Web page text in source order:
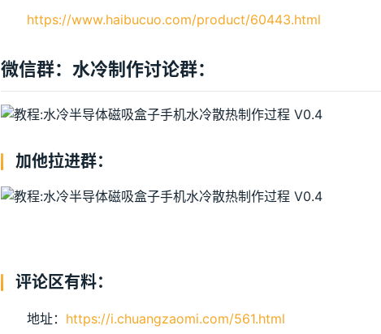
https://www.haibucuo.com/product/60443.html
微信群：水冷制作讨论群：
加他拉进群：
评论区有料：
地址： https://i.chuangzaomi.com/561.html